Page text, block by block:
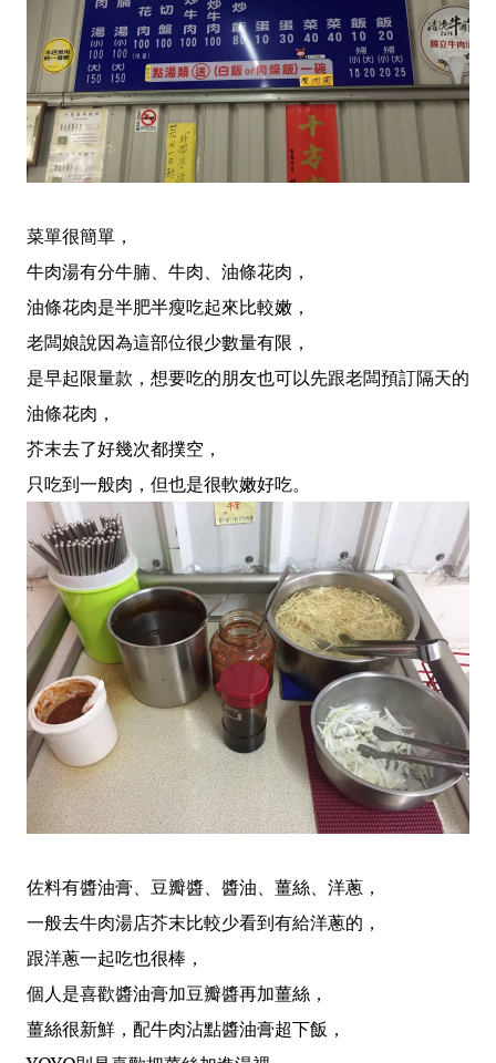
菜單很簡單，
牛肉湯有分牛腩、牛肉、油條花肉，
油條花肉是半肥半瘦吃起來比較嫩，
老闆娘說因為這部位很少數量有限，
是早起限量款，想要吃的朋友也可以先跟老闆預訂隔天的
油條花肉，
芥末去了好幾次都撲空，
只吃到一般肉，但也是很軟嫩好吃。
佐料有醬油膏、豆瓣醬、醬油、薑絲、洋蔥，
一般去牛肉湯店芥末比較少看到有給洋蔥的，
跟洋蔥一起吃也很棒，
個人是喜歡醬油膏加豆瓣醬再加薑絲，
薑絲很新鮮，配牛肉沾點醬油膏超下飯，